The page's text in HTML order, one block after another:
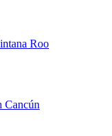
Roo
Cancún